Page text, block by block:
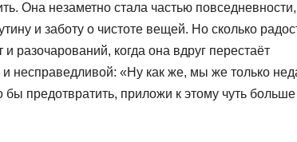
Она незаметно стала частью повседневности,
и заботу о чистоте вещей. Но сколько
разочарований, когда она вдруг перестаёт
несправедливой: «Ну как же, мы же только
предотвратить, приложи к этому чуть больше